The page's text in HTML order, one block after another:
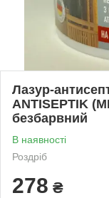
Лазур-
ANTISEPTIK
безбарвний
В наявності
Роздріб
278 ₴